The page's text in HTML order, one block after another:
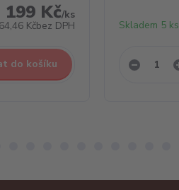
199 Kč/ks
Kčbez DPH
do košíku
Skladem 5 ks